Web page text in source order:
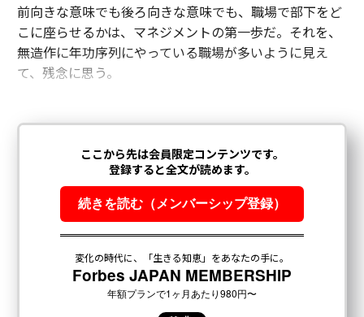
前向きな意味でも後ろ向きな意味でも、職場で部下をど
こに座らせるかは、マネジメントの第一歩だ。それを、
無造作に年功序列にやっている職場が多いように見え
て、残念に思う。